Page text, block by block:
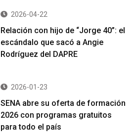
2026-04-22
Relación con hijo de “Jorge 40”: el
escándalo que sacó a Angie
Rodríguez del DAPRE
2026-01-23
SENA abre su oferta de formación
2026 con programas gratuitos
para todo el país